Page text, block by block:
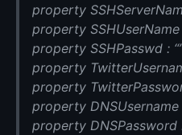
property
property SSHUserName
property SSHPasswd :
property
property
property DNSUsername
property DNSPassword